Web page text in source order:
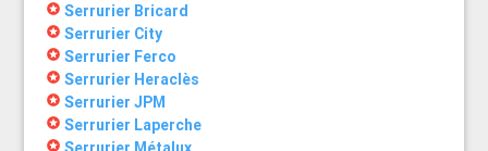
stars Serrurier Bricard
stars Serrurier City
stars Serrurier Ferco
stars Serrurier Heraclès
stars Serrurier JPM
stars Serrurier Laperche
stars